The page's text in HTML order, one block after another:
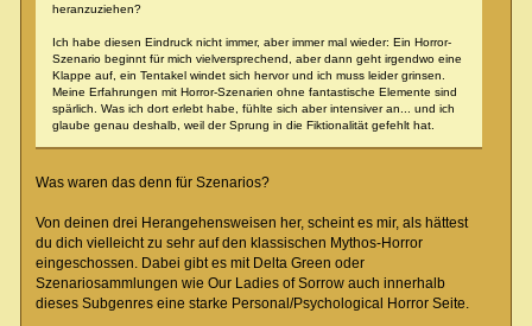
heranzuziehen?
Ich habe diesen Eindruck nicht immer, aber immer mal wieder: Ein Horror-
Szenario beginnt für mich vielversprechend, aber dann geht irgendwo eine
Klappe auf, ein Tentakel windet sich hervor und ich muss leider grinsen.
Meine Erfahrungen mit Horror-Szenarien ohne fantastische Elemente sind
spärlich. Was ich dort erlebt habe, fühlte sich aber intensiver an... und ich
glaube genau deshalb, weil der Sprung in die Fiktionalität gefehlt hat.
Was waren das denn für Szenarios?
Von deinen drei Herangehensweisen her, scheint es mir, als hättest
du dich vielleicht zu sehr auf den klassischen Mythos-Horror
eingeschossen. Dabei gibt es mit Delta Green oder
Szenariosammlungen wie Our Ladies of Sorrow auch innerhalb
dieses Subgenres eine starke Personal/Psychological Horror Seite.